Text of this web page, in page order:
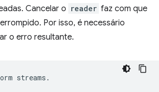
Cancelar o reader faz com que
Por isso, é necessário
o erro resultante.
streams .